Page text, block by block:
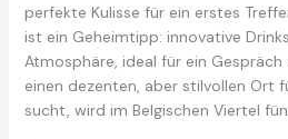
perfekte Kulisse für ein erstes
ist ein Geheimtipp: innovative
Atmosphäre, ideal für ein Gespräch
einen dezenten, aber stilvollen Ort
sucht, wird im Belgischen Viertel